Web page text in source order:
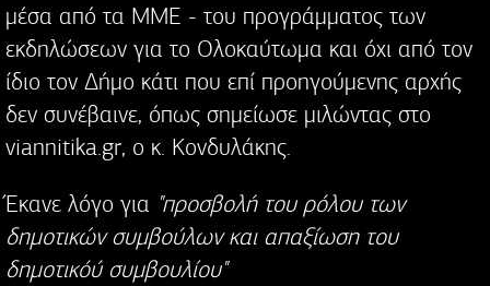
μέσα από τα ΜΜΕ - του προγράμματος των
εκδηλώσεων για το Ολοκαύτωμα και όχι από τον
ίδιο τον Δήμο κάτι που επί προηγούμενης αρχής
δεν συνέβαινε, όπως σημείωσε μιλώντας στο
viannitika.gr, ο κ. Κονδυλάκης.
Έκανε λόγο για "προσβολή του ρόλου των
δημοτικών συμβούλων και απαξίωση του
δημοτικόύ συμβουλίου"